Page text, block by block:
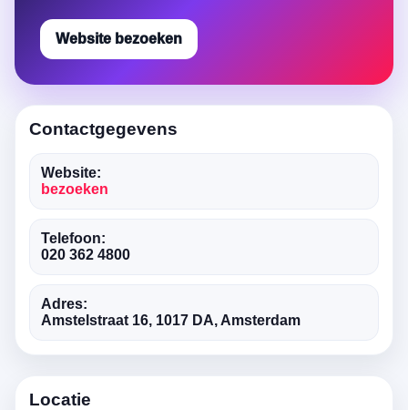
Website bezoeken
Contactgegevens
Website:
bezoeken
Telefoon:
020 362 4800
Adres:
Amstelstraat 16, 1017 DA, Amsterdam
Locatie